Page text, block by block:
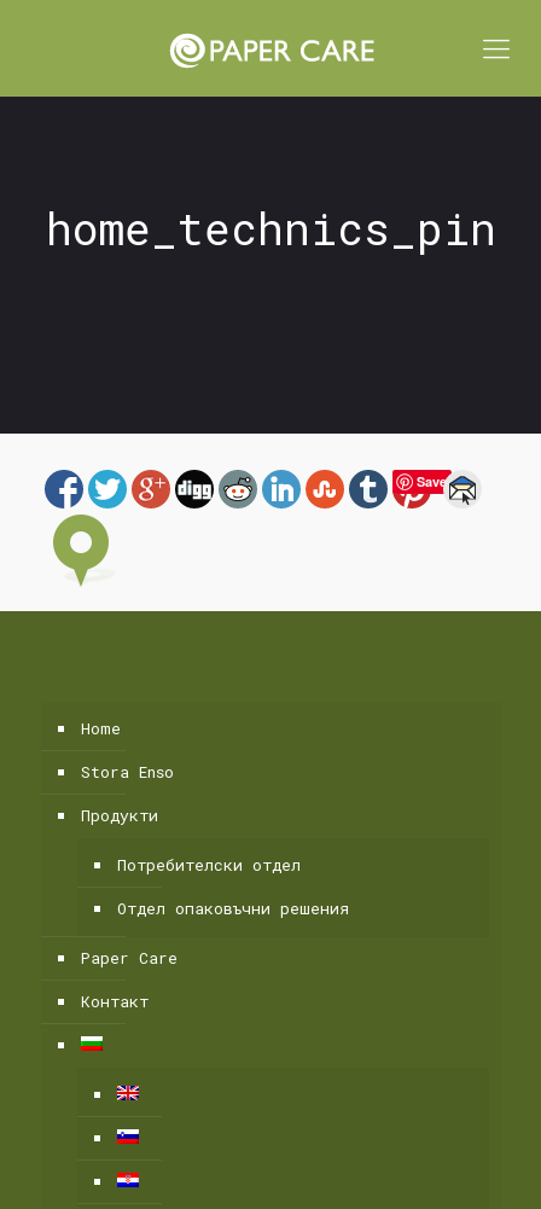
home_technics_pin
Save
Home
Stora Enso
Продукти
Потребителски отдел
Οтдел опаковъчни решения
Paper Care
Контакт